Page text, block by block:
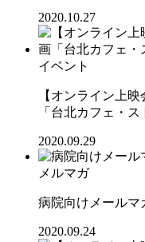
2020.10.27
イベント
【オンライン上
「台北カフェ・ス
2020.09.29
メルマガ
病院向けメールマ
2020.09.24